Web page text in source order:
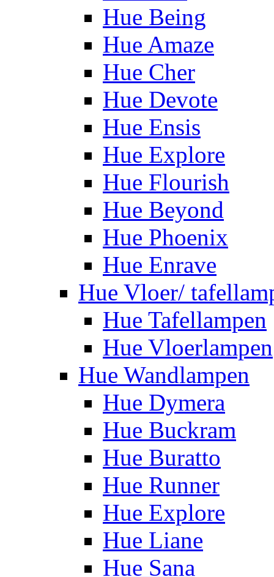
Hue Being
Hue Amaze
Hue Cher
Hue Devote
Hue Ensis
Hue Explore
Hue Flourish
Hue Beyond
Hue Phoenix
Hue Enrave
Hue Vloer/
Hue Tafellampen
Hue Vloerlampen
Hue Wandlampen
Hue Dymera
Hue Buckram
Hue Buratto
Hue Runner
Hue Explore
Hue Liane
Hue Sana